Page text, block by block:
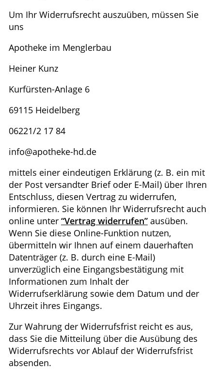
Um Ihr Widerrufsrecht auszuüben, müssen Sie
uns
Apotheke im Menglerbau
Heiner Kunz
Kurfürsten-Anlage 6
69115 Heidelberg
06221/2 17 84
info@apotheke-hd.de
mittels einer eindeutigen Erklärung (z. B. ein mit
der Post versandter Brief oder E-Mail) über Ihren
Entschluss, diesen Vertrag zu widerrufen,
informieren. Sie können Ihr Widerrufsrecht auch
online unter “Vertrag widerrufen” ausüben.
Wenn Sie diese Online-Funktion nutzen,
übermitteln wir Ihnen auf einem dauerhaften
Datenträger (z. B. durch eine E-Mail)
unverzüglich eine Eingangsbestätigung mit
Informationen zum Inhalt der
Widerrufserklärung sowie dem Datum und der
Uhrzeit ihres Eingangs.
Zur Wahrung der Widerrufsfrist reicht es aus,
dass Sie die Mitteilung über die Ausübung des
Widerrufsrechts vor Ablauf der Widerrufsfrist
absenden.